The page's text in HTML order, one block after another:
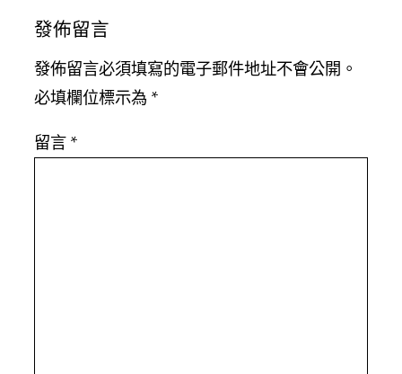
發佈留言
發佈留言必須填寫的電子郵件地址不會公開。
必填欄位標示為 *
留言 *